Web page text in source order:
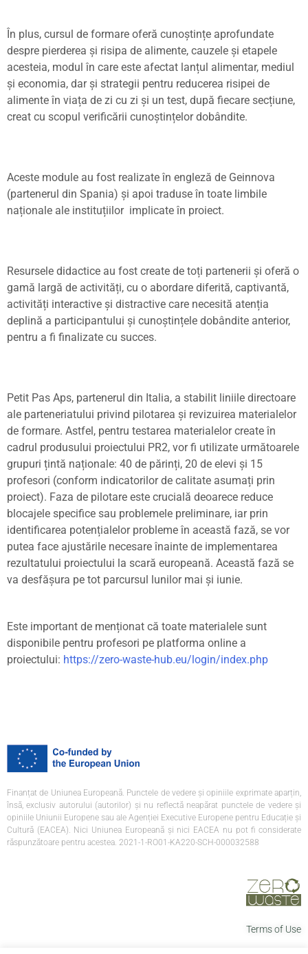
În plus, cursul de formare oferă cunoștințe aprofundate
despre pierderea și risipa de alimente, cauzele și etapele
acesteia, modul în care este afectat lanțul alimentar, mediul
și economia, darși strategii pentru reducerea risipei de
alimente în viața de zi cu zi și un test, după fiecare secțiune,
creat cu scopul verificării cunoștințelor dobândite.
Aceste module au fost realizate în engleză de Geinnova
(partenerul din Spania) și apoi traduse în toate limbile
naționale ale instituțiilor implicate în proiect.
Resursele didactice au fost create de toți partenerii și oferă o
gamă largă de activități, cu o abordare diferită, captivantă,
activități interactive și distractive care necesită atenția
deplină a participantului și cunoștințele dobândite anterior,
pentru a fi finalizate cu succes.
Petit Pas Aps, partenerul din Italia, a stabilit liniile directoare
ale parteneriatului privind pilotarea și revizuirea materialelor
de formare. Astfel, pentru testarea materialelor create în
cadrul produsului proiectului PR2, vor fi utilizate următoarele
grupuri țintă naționale: 40 de părinți, 20 de elevi și 15
profesori (conform indicatorilor de calitate asumați prin
proiect). Faza de pilotare este crucială deoarece reduce
blocajele specifice sau problemele preliminare, iar prin
identificarea potențialelor probleme în această fază, se vor
putea face ajustările necesare înainte de implementarea
rezultatului proiectului la scară europeană. Această fază se
va desfășura pe tot parcursul lunilor mai și iunie.
Este important de menționat că toate materialele sunt
disponibile pentru profesori pe platforma online a
proiectului: https://zero-waste-hub.eu/login/index.php
Finanțat de Uniunea Europeană. Punctele de vedere și opiniile exprimate aparțin,
însă, exclusiv autorului (autorilor) și nu reflectă neapărat punctele de vedere și
opiniile Uniunii Europene sau ale Agenției Executive Europene pentru Educație și
Cultură (EACEA). Nici Uniunea Europeană și nici EACEA nu pot fi considerate
răspunzătoare pentru acestea. 2021-1-RO01-KA220-SCH-000032588
Terms of Use